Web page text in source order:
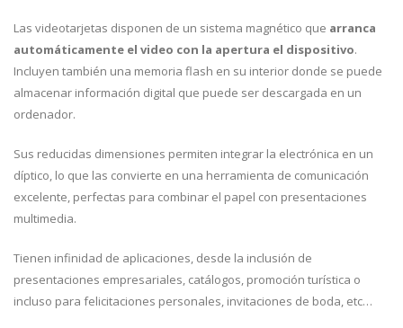
Las videotarjetas disponen de un sistema magnético que arranca
automáticamente el video con la apertura el dispositivo.
Incluyen también una memoria flash en su interior donde se puede
almacenar información digital que puede ser descargada en un
ordenador.
Sus reducidas dimensiones permiten integrar la electrónica en un
díptico, lo que las convierte en una herramienta de comunicación
excelente, perfectas para combinar el papel con presentaciones
multimedia.
Tienen infinidad de aplicaciones, desde la inclusión de
presentaciones empresariales, catálogos, promoción turística o
incluso para felicitaciones personales, invitaciones de boda, etc…